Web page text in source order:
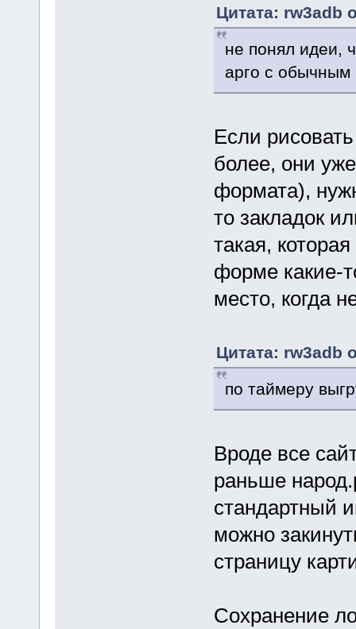
Цитата: rw3adb
не понял идеи,
арго с
Если
более, они
формата),
то закладок
такая,
форме какие-
место, когда
Цитата: rw3adb
по таймеру
Вроде все
раньше
стандартный
можно
страницу
Сохранение